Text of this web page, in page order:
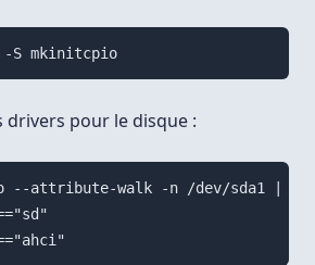
sudo pacman -S mkinitcpio
drivers pour le disque :
--attribute-walk -n /dev/sda1 |